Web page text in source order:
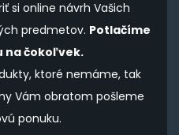
si online návrh Vašich
predmetov. Potlačíme
na čokoľvek.
ktoré nemáme, tak
Vám obratom pošleme
ponuku.